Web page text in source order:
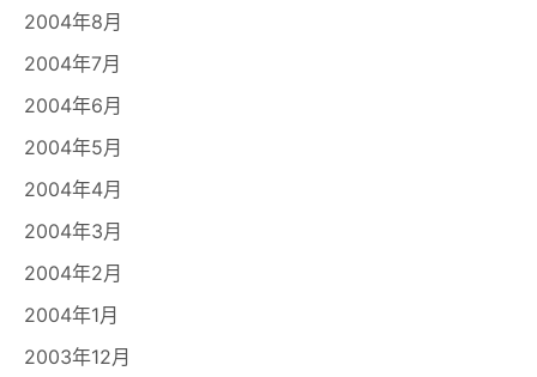
2004年8月
2004年7月
2004年6月
2004年5月
2004年4月
2004年3月
2004年2月
2004年1月
2003年12月